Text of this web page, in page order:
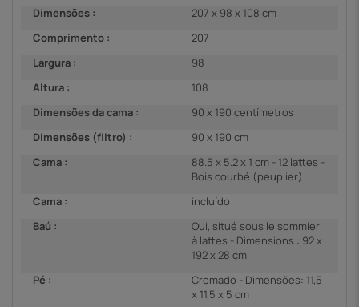
Dimensões :
207 x 98 x 108 cm
Comprimento :
207
Largura :
98
Altura :
108
Dimensões da cama :
90 x 190 centímetros
Dimensões (filtro) :
90 x 190 cm
Cama :
88.5 x 5.2 x 1 cm - 12 lattes -
Bois courbé (peuplier)
Cama :
incluído
Baú :
Oui, situé sous le sommier
à lattes - Dimensions : 92 x
192 x 28 cm
Pé :
Cromado - Dimensões: 11,5
x 11,5 x 5 cm